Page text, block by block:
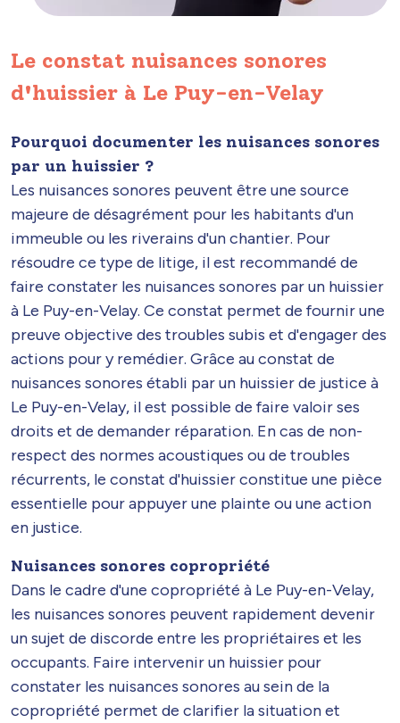
Le constat nuisances sonores
d'huissier à Le Puy-en-Velay
Pourquoi documenter les nuisances sonores
par un huissier ?
Les nuisances sonores peuvent être une source
majeure de désagrément pour les habitants d'un
immeuble ou les riverains d'un chantier. Pour
résoudre ce type de litige, il est recommandé de
faire constater les nuisances sonores par un huissier
à Le Puy-en-Velay. Ce constat permet de fournir une
preuve objective des troubles subis et d'engager des
actions pour y remédier. Grâce au constat de
nuisances sonores établi par un huissier de justice à
Le Puy-en-Velay, il est possible de faire valoir ses
droits et de demander réparation. En cas de non-
respect des normes acoustiques ou de troubles
récurrents, le constat d'huissier constitue une pièce
essentielle pour appuyer une plainte ou une action
en justice.
Nuisances sonores copropriété
Dans le cadre d'une copropriété à Le Puy-en-Velay,
les nuisances sonores peuvent rapidement devenir
un sujet de discorde entre les propriétaires et les
occupants. Faire intervenir un huissier pour
constater les nuisances sonores au sein de la
copropriété permet de clarifier la situation et